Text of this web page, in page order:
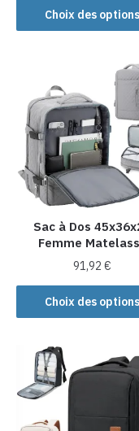
Choix des options
produit
a
options
peuvent
être
choisies
la
page
du
produit
Sac à Dos
Femme
91,92€
Choix des options
Ce
produit
options